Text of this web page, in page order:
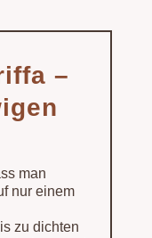
–
man
nur einem
zu dichten